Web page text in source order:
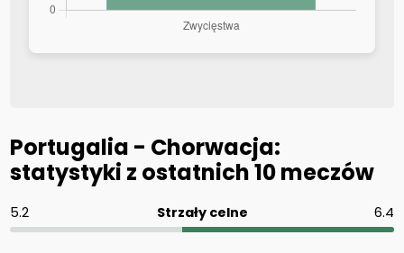
Portugalia - Chorwacja:
statystyki z ostatnich 10 meczów
5.2 Strzały celne 6.4